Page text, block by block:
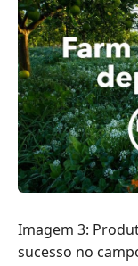
Imagem 3:
sucesso no